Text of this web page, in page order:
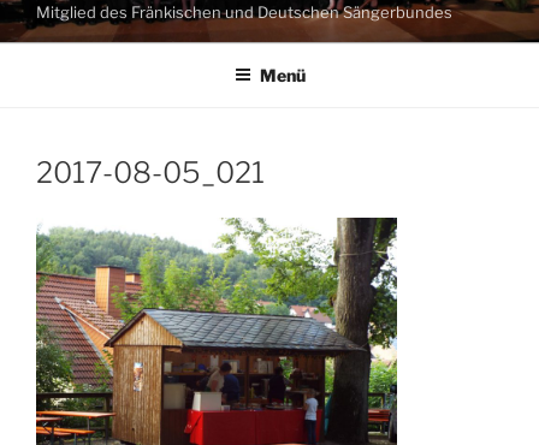
Mitglied des Fränkischen und Deutschen Sängerbundes
Menü
2017-08-05_021